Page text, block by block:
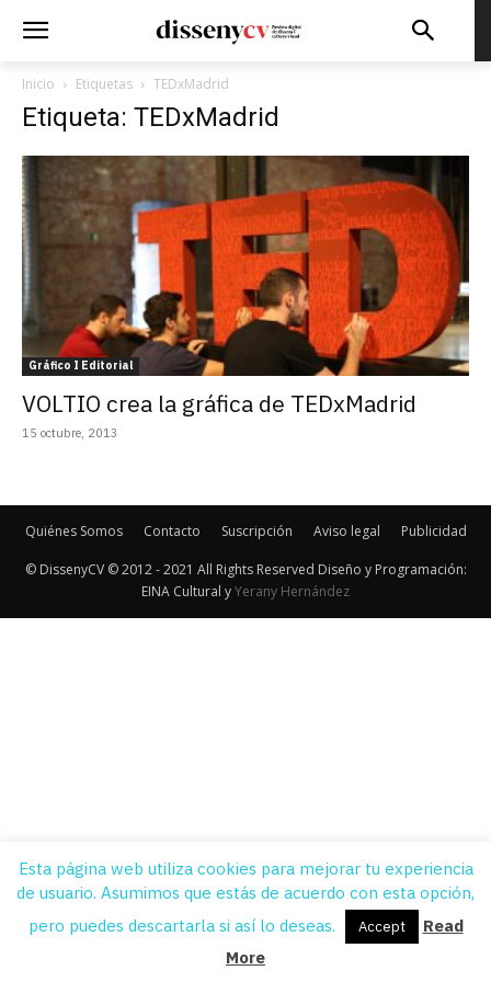
Inicio Etiquetas TEDxMadrid
Etiqueta: TEDxMadrid
Gráfico I Editorial
VOLTIO crea la gráfica de TEDxMadrid
15 octubre, 2013
Quiénes Somos Contacto Suscripción Aviso legal Publicidad
© DissenyCV © 2012 - 2021 All Rights Reserved Diseño y Programación:
EINA Cultural yYerany Hernández
Esta página web utiliza cookies para mejorar tu experiencia
de usuario. Asumimos que estás de acuerdo con esta opción,
pero puedes descartarla si así lo deseas.
Accept
Read
More